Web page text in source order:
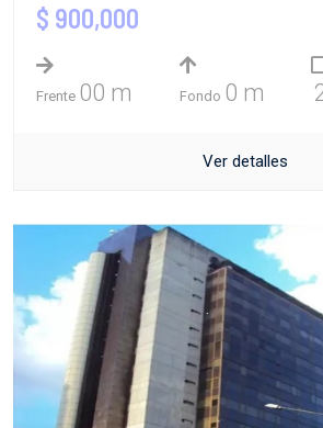
$ 900,000
Frente 00 m Fondo 0 m
Ver detalles